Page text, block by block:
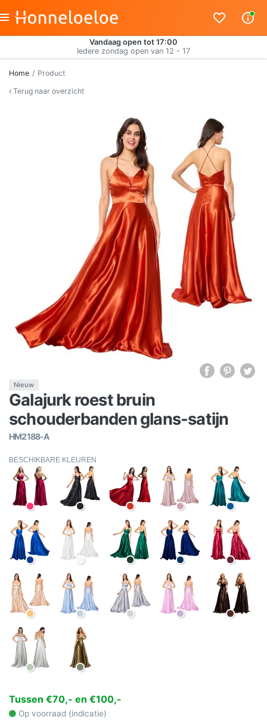
Vandaag open tot 17:00
Iedere zondag open van 12 - 17
Home
Product
Terug naar overzicht
Nieuw
Galajurk roest bruin
schouderbanden glans-satijn
HM2188-A
BESCHIKBARE KLEUREN
Tussen €70,- en €100,-
Op voorraad (indicatie)